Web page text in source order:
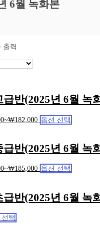
6월 녹화본
출력
급반(2025년 6월 녹
~₩182,000 옵션 선택
급반(2025년 6월 녹
~₩185,000 옵션 선택
급반(2025년 6월 녹
택